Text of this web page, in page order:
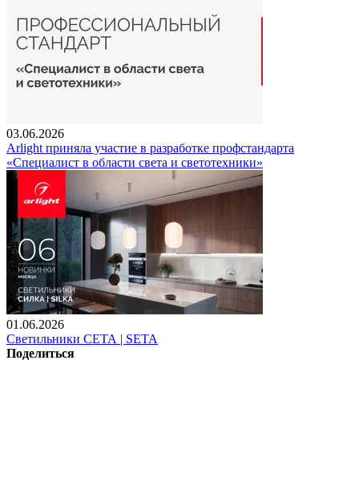
03.06.2026
Arlight приняла участие в разработке профстандарта
«Специалист в области света и светотехники»
01.06.2026
Светильники СЕТА | SETA
Поделиться